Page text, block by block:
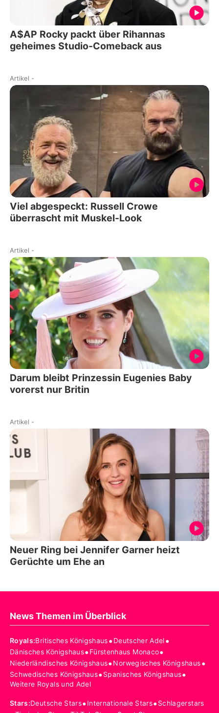
A$AP Rocky packt über Rihannas
geheimes Studio-Comeback aus
Artikel -
Viel abgespeckt: Russell Crowe
überrascht mit Muskel-Look
Artikel -
Darum bleibt Prinzessin Eugenies Baby
vorerst nur Britin
Artikel -
Neuer Ring bei Jennifer Garner heizt
Gerüchte um Ehe an
News Themen im Überblick
Royals:Britisches Königshaus•Deutscher Adel•
Dänisches Königshaus•Fürstenhaus Monaco•
Niederländisches Königshaus•Norwegisches Königshaus•
Schwedisches Königshaus•Spanisches Königshaus•
Weitere Royals und Adel
Stars:Deutsche Stars•Internationale Stars•Schlagerstars